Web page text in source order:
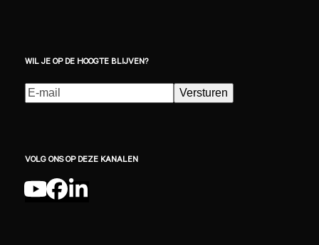
WIL JE OP DE HOOGTE BLIJVEN?
E-
mailadres(Vereist)
Versturen
VOLG ONS OP DEZE KANALEN
YouTube
Facebook
LinkedIn